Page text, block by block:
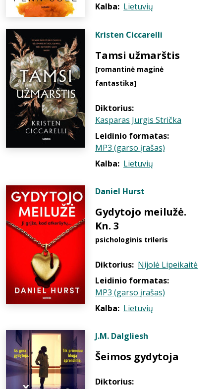
Kalba: Lietuvių
Kristen Ciccarelli
Tamsi užmarštis
[romantinė maginė
fantastika]
Diktorius:
Kasparas Jurgis Strička
Leidinio formatas:
MP3 (garso įrašas)
Kalba: Lietuvių
Daniel Hurst
Gydytojo meilužė.
Kn. 3
psichologinis trileris
Diktorius: Nijolė Lipeikaitė
Leidinio formatas:
MP3 (garso įrašas)
Kalba: Lietuvių
J.M. Dalgliesh
Šeimos gydytoja
Diktorius: